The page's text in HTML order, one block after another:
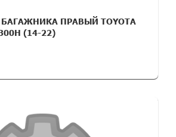
ПРАВЫЙ TOYOTA
(14-22)